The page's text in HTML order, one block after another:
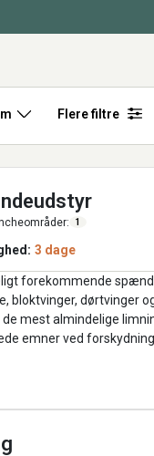
Flere filtre
1
3 dage
forekommende
bloktvinger, dørtvinger
mest almindelige
emner ved forskydning.